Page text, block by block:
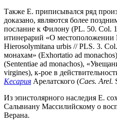
Также Е. приписывался ряд
доказано, являются более
послание к Филону (PL. 50. Col.
итинерарий «О местоположении
Hierosolymitana urbis // PLS. 3.
монахам» (Exhortatio ad
(Sententiae ad monachos),
virgines), к-рое в
Кесария Арелатского (Caes. Arel.
Из эпистолярного наследия Е.
Сальвиану Массилийскому о
Верана.